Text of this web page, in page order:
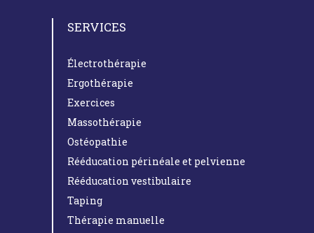
SERVICES
Électrothérapie
Ergothérapie
Exercices
Massothérapie
Ostéopathie
Rééducation périnéale et pelvienne
Rééducation vestibulaire
Taping
Thérapie manuelle